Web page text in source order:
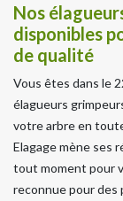
Nos
disponibles
de qualité
Vous êtes dans le
élagueurs
votre arbre en
Elagage mène ses
tout moment pour
reconnue pour des